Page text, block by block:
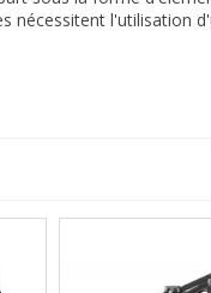
nécessitent l'utilisation